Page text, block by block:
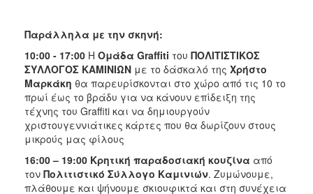
Παράλληλα με την σκηνή:
10:00 - 17:00 Η Ομάδα Graffiti του ΠΟΛΙΤΙΣΤΙΚΟΣ
ΣΥΛΛΟΓΟΣ ΚΑΜΙΝΙΩΝ με το δάσκαλό της Χρήστο
Μαρκάκη θα παρευρίσκονται στο χώρο από τις 10 το
πρωί έως το βράδυ για να κάνουν επίδειξη της
τέχνης του Graffiti και να δημιουργούν
χριστουγεννιάτικες κάρτες που θα δωρίζουν στους
μικρούς μας φίλους
16:00 – 19:00 Κρητική παραδοσιακή κουζίνα από
τον Πολιτιστικό Σύλλογο Καμινιών. Ζυμώνουμε,
πλάθουμε και ψήνουμε σκιουφικτά και στη συνέχεια